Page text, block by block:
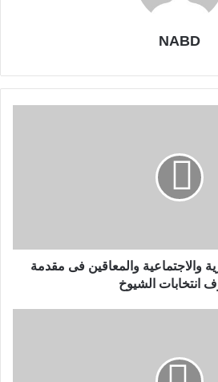
NABD
والاجتماعية والمعاقين فى مقدمة
انتخابات الشيوخ